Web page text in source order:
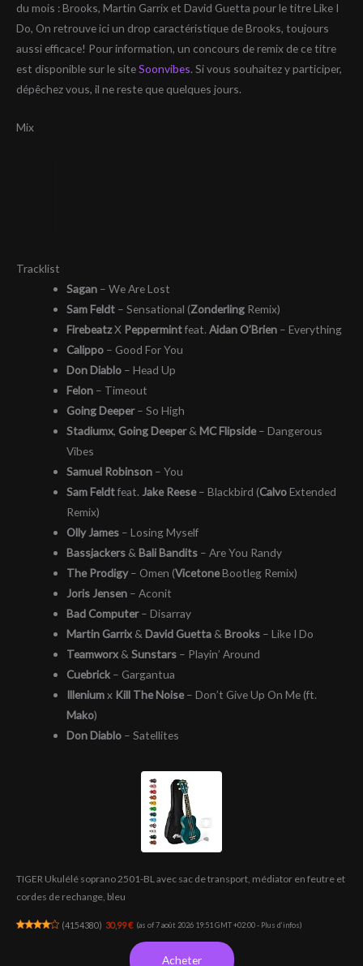
du mois : Brooks, Martin Garrix et David Guetta pour le titre Like I
Do, On retrouve ici un drop caractéristique de Brooks, toujours
aussi efficace! Pour information, un concours de remix de ce titre
est disponible sur le siteSoonvibes. Si vous souhaitez y participer,
dépêchez vous, il ne reste que quelques jours.
Mix
Tracklist
Sagan– We Are Lost
Sam Feldt– Sensational (ZonderlingRemix)
FirebeatzX Peppermintfeat. Aidan O’Brien– Everything
Calippo– Good For You
Don Diablo– Head Up
Felon– Timeout
Going Deeper– So High
Stadiumx, Going Deeper& MC Flipside– Dangerous
Vibes
Samuel Robinson– You
Sam Feldtfeat. Jake Reese– Blackbird (CalvoExtended
Remix)
Olly James– Losing Myself
Bassjackers& Bali Bandits– Are You Randy
The Prodigy– Omen (VicetoneBootleg Remix)
Joris Jensen– Aconit
Bad Computer– Disarray
Martin Garrix& David Guetta& Brooks– Like I Do
Teamworx& Sunstars– Playin’ Around
Cuebrick– Gargantua
Illeniumx Kill The Noise– Don’t Give Up On Me (ft.
Mako)
Don Diablo– Satellites
TIGER Ukulélé soprano 2501-BL avec sac de transport, médiator en feutre et
cordes de rechange, bleu
(4154380) 30,99 € (as of 7 août 2026 19:51 GMT +02:00 - Plus d’infos)
Acheter